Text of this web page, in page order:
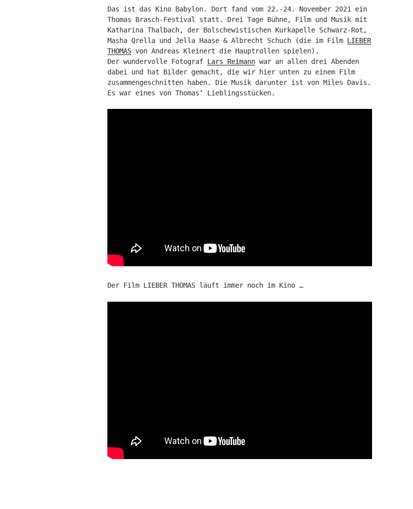
Das ist das Kino Babylon. Dort fand vom 22.-24. November 2021 ein
Thomas Brasch-Festival statt. Drei Tage Bühne, Film und Musik mit
Katharina Thalbach, der Bolschewistischen Kurkapelle Schwarz-Rot,
Masha Qrella und Jella Haase & Albrecht Schuch (die im Film LIEBER
THOMAS von Andreas Kleinert die Hauptrollen spielen).
Der wundervolle Fotograf Lars Reimann war an allen drei Abenden
dabei und hat Bilder gemacht, die wir hier unten zu einem Film
zusammengeschnitten haben. Die Musik darunter ist von Miles Davis.
Es war eines von Thomas‘ Lieblingsstücken.
Der Film LIEBER THOMAS läuft immer noch im Kino …